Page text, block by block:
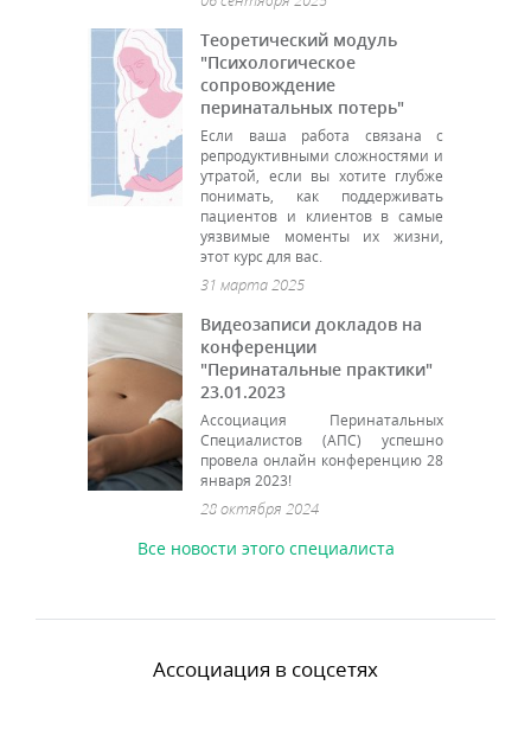
Теоретический модуль
"Психологическое
сопровождение
перинатальных потерь"
Если ваша работа связана с
репродуктивными сложностями и
утратой, если вы хотите глубже
понимать, как поддерживать
пациентов и клиентов в самые
уязвимые моменты их жизни,
этот курс для вас.
31 марта 2025
Видеозаписи докладов на
конференции
"Перинатальные практики"
23.01.2023
Ассоциация Перинатальных
Специалистов (АПС) успешно
провела онлайн конференцию 28
января 2023!
28 октября 2024
Все новости этого специалиста
Ассоциация в соцсетях